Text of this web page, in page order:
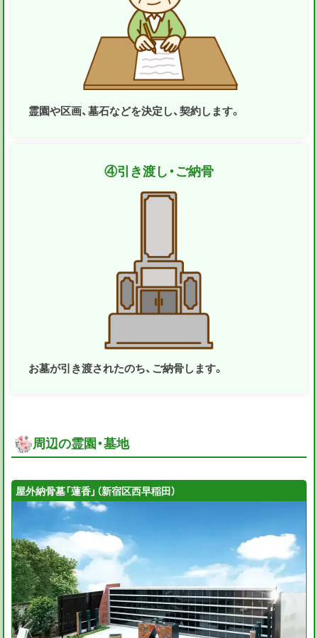
霊園や区画、墓石などを決定し、契約します。
④引き渡し・ご納骨
お墓が引き渡されたのち、ご納骨します。
周辺の霊園・墓地
屋外納骨墓「蓮香」（新宿区西早稲田）